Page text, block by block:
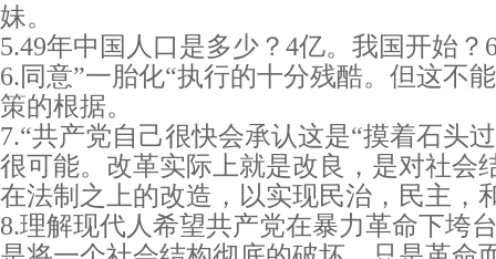
妹。
5.49年中国人口是多少？4亿。我国开始？
6.同意”一胎化“执行的十分残酷。但这不
策的根据。
7.“共产党自己很快会承认这是“摸着石头
很可能。改革实际上就是改良，是对社会
在法制之上的改造，以实现民治，民主，
8.理解现代人希望共产党在暴力革命下垮